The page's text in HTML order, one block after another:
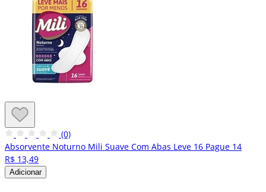
(0)
Absorvente Noturno Mili Suave Com Abas Leve 16 Pague 14
R$ 13,49
Adicionar